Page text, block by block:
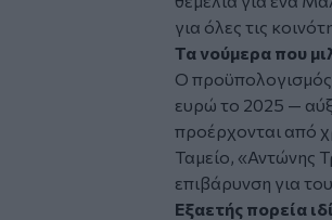
για όλες τις
Τα νούμερα που
Ο
ευρώ το 2025 —
προέρχονται από
Ταμείο, «Αντώνης
επιβάρυνση για
Εξαετής πορεία